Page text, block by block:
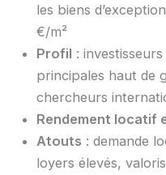
les biens
€/m²
Profil :
principales haut de
chercheurs
Rendement locatif
Atouts : demande
loyers élevés,